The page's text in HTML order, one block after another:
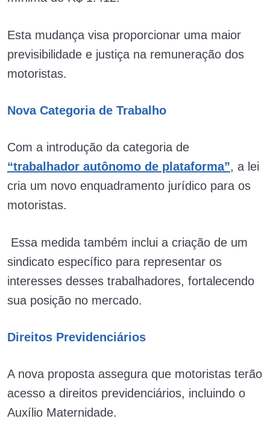
Esta mudança visa proporcionar uma maior
previsibilidade e justiça na remuneração dos
motoristas.
Nova Categoria de Trabalho
Com a introdução da categoria de
“trabalhador autônomo de plataforma”, a lei
cria um novo enquadramento jurídico para os
motoristas.
Essa medida também inclui a criação de um
sindicato específico para representar os
interesses desses trabalhadores, fortalecendo
sua posição no mercado.
Direitos Previdenciários
A nova proposta assegura que motoristas terão
acesso a direitos previdenciários, incluindo o
Auxílio Maternidade.